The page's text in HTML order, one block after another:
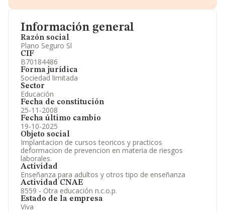
Información general
Razón social
Plano Seguro Sl
CIF
B70184486
Forma jurídica
Sociedad limitada
Sector
Educación
Fecha de constitución
25-11-2008
Fecha último cambio
19-10-2025
Objeto social
Implantacion de cursos teoricos y practicos
deformacion de prevencion en materia de riesgos
laborales.
Actividad
Enseñanza para adultos y otros tipo de enseñanza
Actividad CNAE
8559 - Otra educación n.c.o.p.
Estado de la empresa
Viva
Información oficial y registral complementaria.